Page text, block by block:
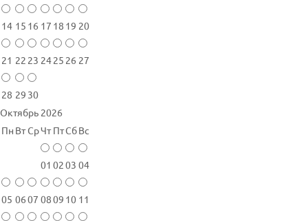
14 15 16 17 18 19 20
21 22 23 2425 26 27
28 29 30
Октябрь 2026
Пн ВтСрЧт ПтСбВс
01 0203 04
05 0607 0809 10 11